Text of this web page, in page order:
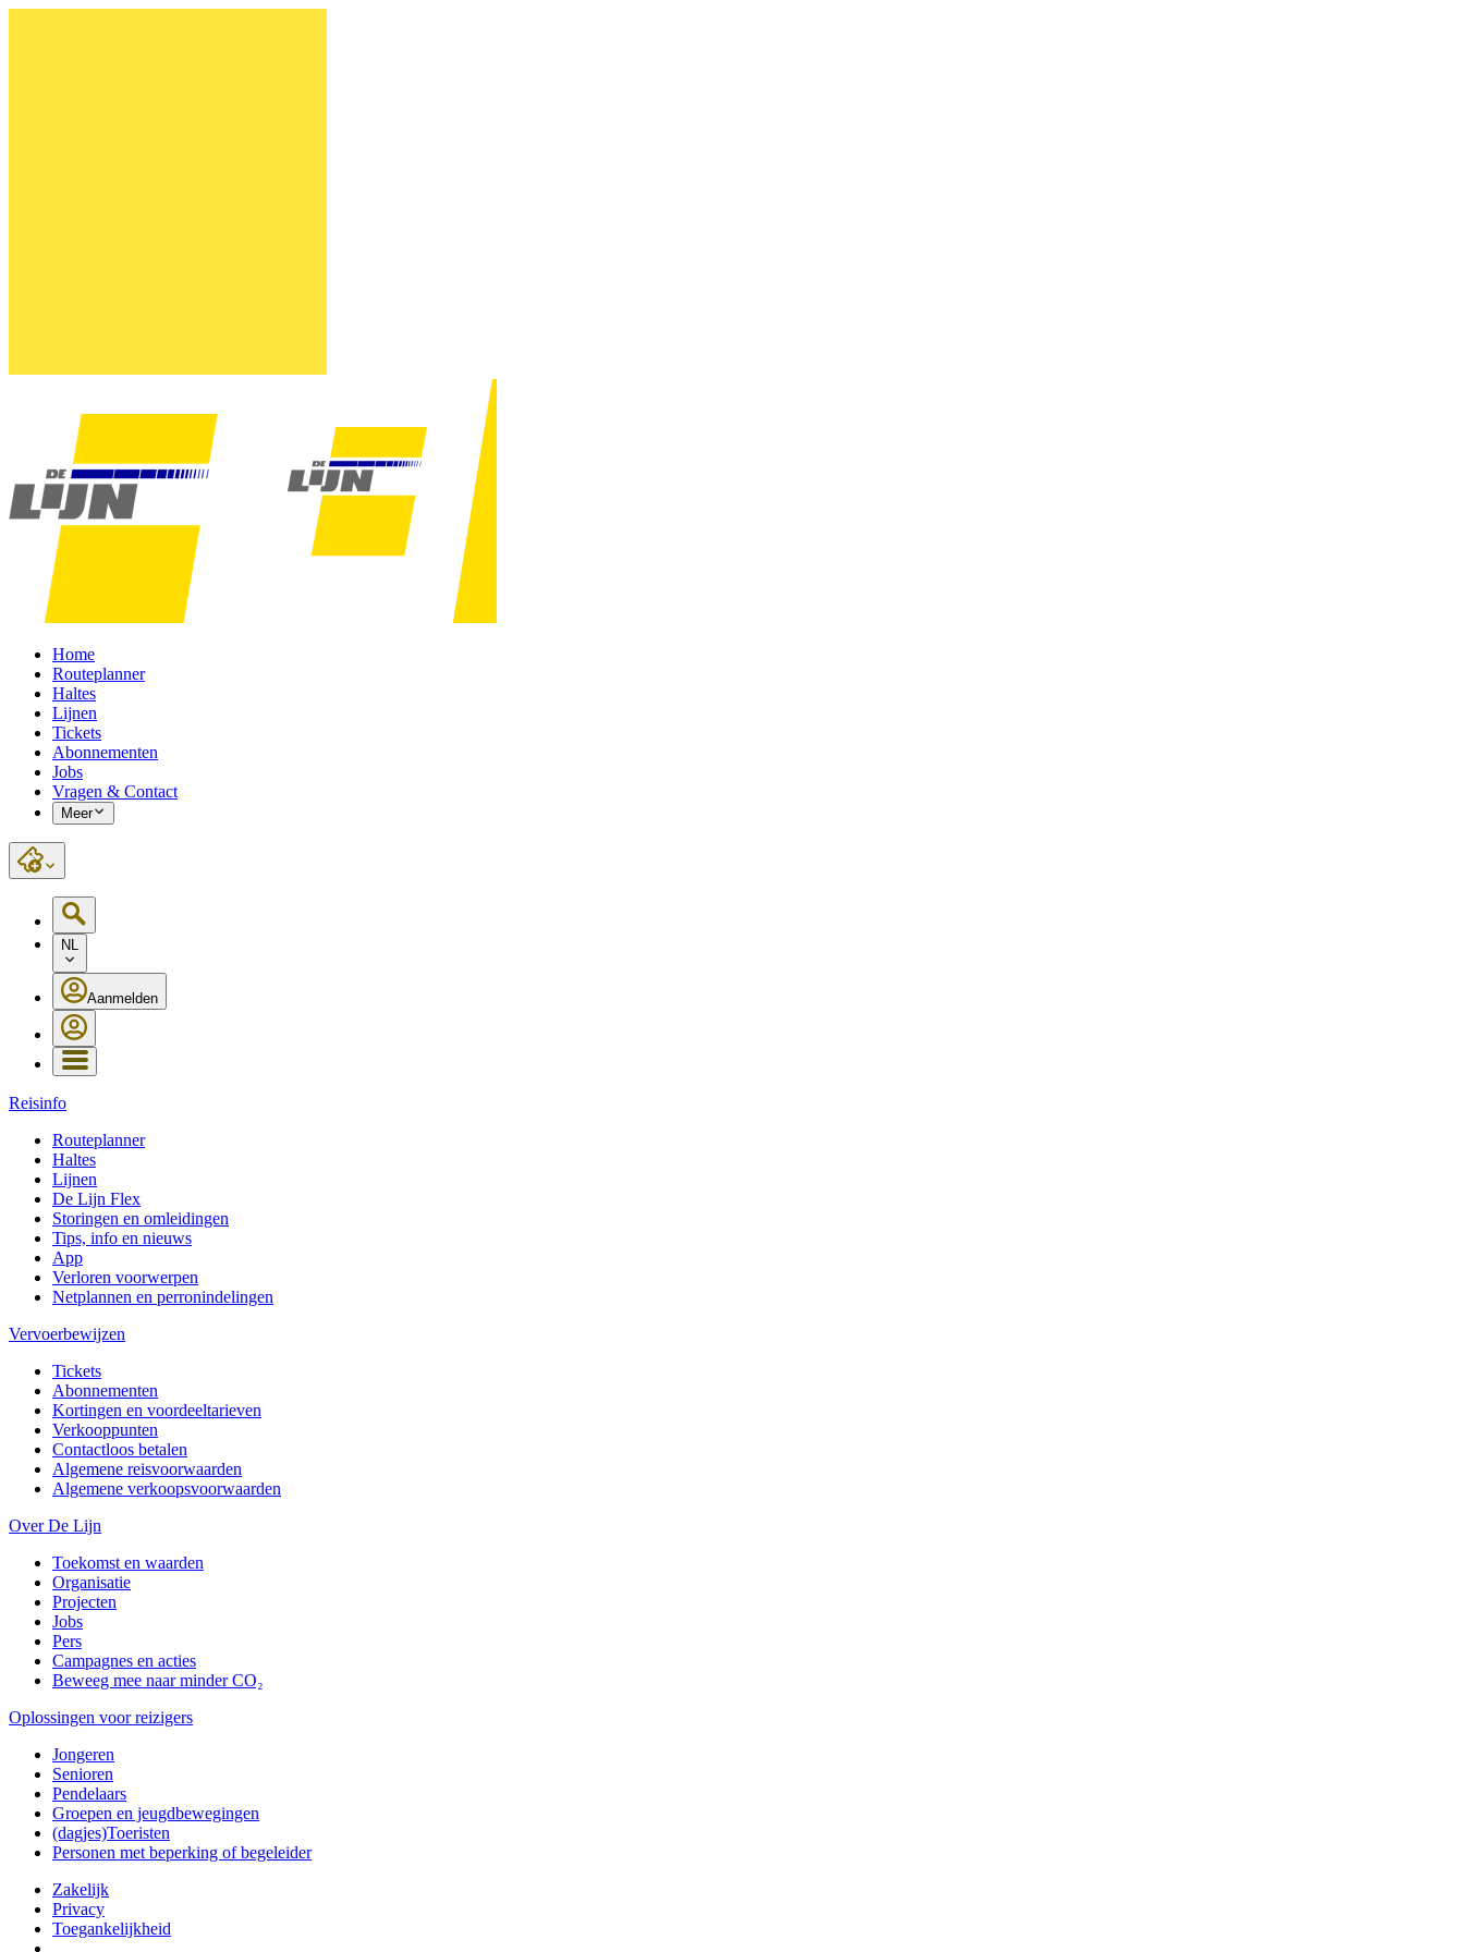
Home
Routeplanner
Haltes
Lijnen
Tickets
Abonnementen
Jobs
Vragen & Contact
Meer
NL
Aanmelden
Reisinfo
Routeplanner
Haltes
Lijnen
De Lijn Flex
Storingen en omleidingen
Tips, info en nieuws
App
Verloren voorwerpen
Netplannen en perronindelingen
Vervoerbewijzen
Tickets
Abonnementen
Kortingen en voordeeltarieven
Verkooppunten
Contactloos betalen
Algemene reisvoorwaarden
Algemene verkoopsvoorwaarden
Over De Lijn
Toekomst en waarden
Organisatie
Projecten
Jobs
Pers
Campagnes en acties
Beweeg mee naar minder CO₂
Oplossingen voor reizigers
Jongeren
Senioren
Pendelaars
Groepen en jeugdbewegingen
(dagjes)Toeristen
Personen met beperking of begeleider
Zakelijk
Privacy
Toegankelijkheid